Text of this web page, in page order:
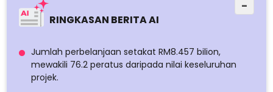
RINGKASAN BERITA AI
−
Jumlah perbelanjaan setakat RM8.457 bilion,
mewakili 76.2 peratus daripada nilai keseluruhan
projek.